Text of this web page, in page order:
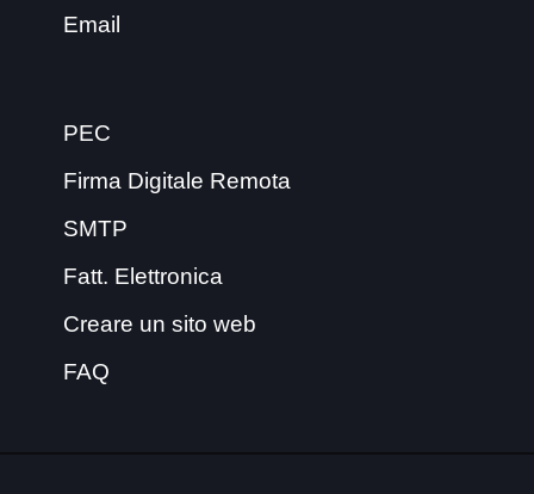
Email
PEC
Firma Digitale Remota
SMTP
Fatt. Elettronica
Creare un sito web
FAQ